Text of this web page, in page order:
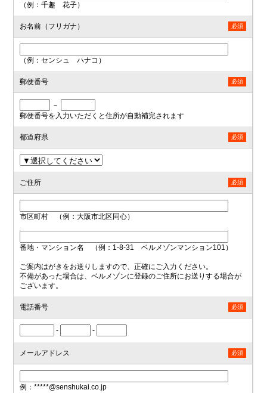
（例：千趣 花子）
お名前（フリガナ） 必須
（例：センシュ ハナコ）
郵便番号 必須
－
郵便番号を入力いただくと住所が自動補完されます
都道府県 必須
ご住所 必須
市区町村 （例：大阪市北区同心）
番地・マンション名 （例：1-8-31 ベルメゾンマンション101）
ご案内はがきをお送りしますので、正確にご入力ください。
不備があった場合は、ベルメゾンに登録のご住所にお送りする場合が
ございます。
電話番号 必須
- -
メールアドレス 必須
例：*****@senshukai.co.jp